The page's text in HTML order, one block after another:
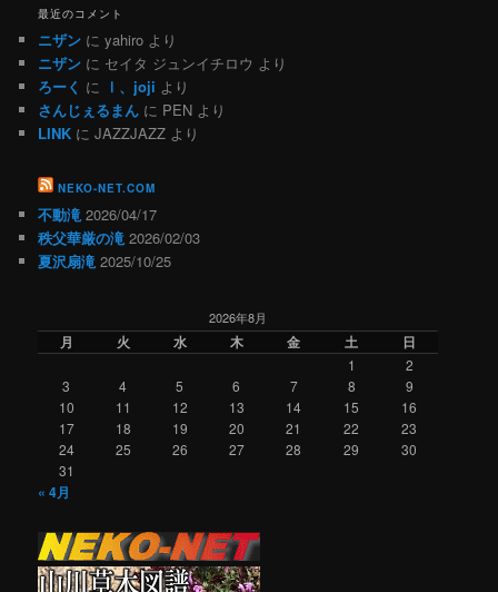
最近のコメント
ニザン にyahiro より
ニザン に セイタ ジュンイチロウ より
ろーく に Ⅰ、joji より
さんじぇるまん に PEN より
LINK にJAZZJAZZ より
NEKO-NET.COM
不動滝 2026/04/17
秩父華厳の滝 2026/02/03
夏沢扇滝 2025/10/25
2026年8月
月 火 水 木 金 土 日
1
2
3
4 5 6 7 8
9
10
11 12 13 14 15
16
17
18 19 20 21 22
23
24
25 26 27 28 29
30
31
« 4月